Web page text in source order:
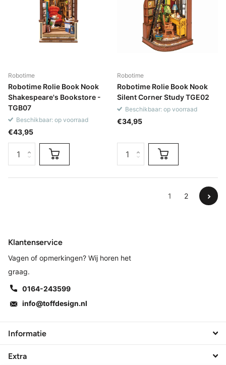
Robotime
Robotime Rolie Book Nook
Shakespeare's Bookstore -
TGB07
Beschikbaar: op voorraad
€43,95
Robotime
Robotime Rolie Book Nook
Silent Corner Study TGE02
Beschikbaar: op voorraad
€34,95
1 2
Klantenservice
Vagen of opmerkingen? Wij horen het
graag.
0164-243599
info@toffdesign.nl
Informatie
Extra